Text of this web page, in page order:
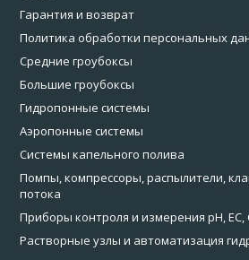
Гарантия и возврат
Политика обработки персональных
Средние гроубоксы
Большие гроубоксы
Гидропонные системы
Аэропонные системы
Системы капельного полива
Помпы, компрессоры, распылители,
потока
Приборы контроля и измерения pH, EC,
Растворные узлы и автоматизация